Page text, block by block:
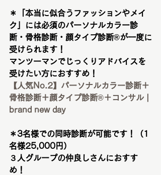
＊「本当に似合うファッションやメイ
ク」には必須のパーソナルカラー診
断・骨格診断・顔タイプ診断®︎が一度に
受けられます！
マンツーマンでじっくりアドバイスを
受けたい方におすすめ！
【人気No.2】パーソナルカラー診断＋
骨格診断＋顔タイプ診断®︎＋コンサル |
brand new day
＊3名様での同時診断が可能です！（1
名様25,000円）
３人グループの仲良しさんにおすす
め！